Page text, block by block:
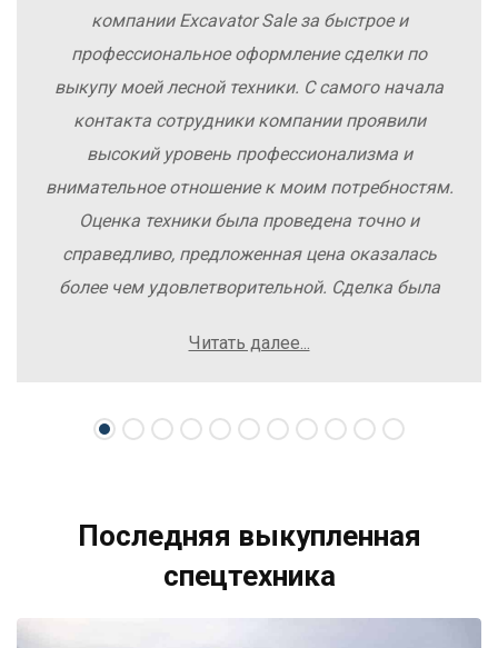
компании Excavator Sale за быстрое и
профессиональное оформление сделки по
выкупу моей лесной техники. С самого начала
контакта сотрудники компании проявили
высокий уровень профессионализма и
внимательное отношение к моим потребностям.
Оценка техники была проведена точно и
справедливо, предложенная цена оказалась
более чем удовлетворительной. Сделка была
осложнений. Рекомендую компанию Excavator
свою спецтехнику.
Читать далее...
Последняя выкупленная
спецтехника